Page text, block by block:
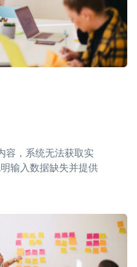
容，系统无法获取实
输入数据缺失并提供